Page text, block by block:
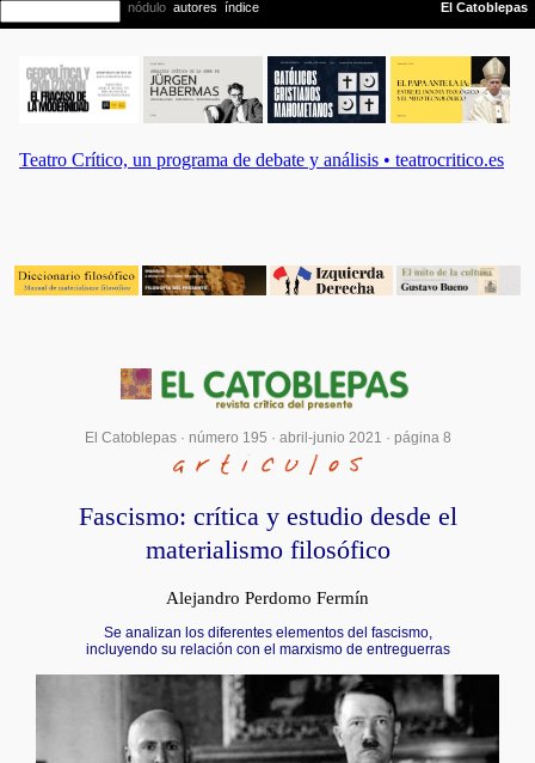
El Catoblepas · número 195 · abril-junio 2021 · página 8
Fascismo: crítica y estudio desde el
materialismo filosófico
Alejandro Perdomo Fermín
Se analizan los diferentes elementos del fascismo,
incluyendo su relación con el marxismo de entreguerras